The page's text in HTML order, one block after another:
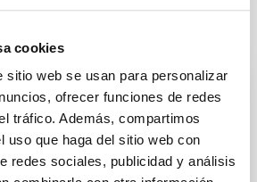
cookies
sitio web se usan para personalizar
ofrecer funciones de redes
tráfico. Además, compartimos
uso que haga del sitio web con
redes sociales, publicidad y análisis
star formation histories on
matter density slopes of